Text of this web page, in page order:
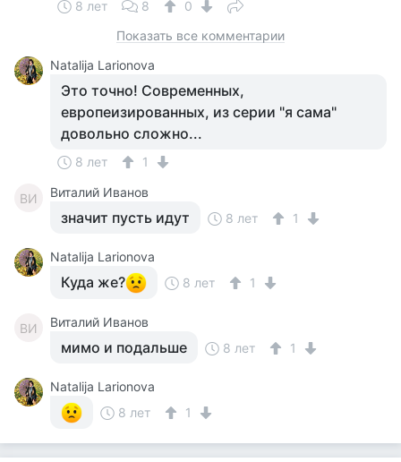
8 лет 8
0
Показать все комментарии
Natalija Larionova
Это точно! Современных,
европеизированных, из серии "я сама"
довольно сложно...
8 лет 1
ВИ Виталий Иванов
значит пусть идут 8 лет 1
Natalija Larionova
Куда же? 8 лет 1
ВИ Виталий Иванов
мимо и подальше 8 лет 1
Natalija Larionova
8 лет
1